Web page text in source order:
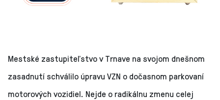
Mestské zastupiteľstvo v Trnave na svojom dnešnom
zasadnutí schválilo úpravu VZN o dočasnom parkovaní
motorových vozidiel. Nejde o radikálnu zmenu celej